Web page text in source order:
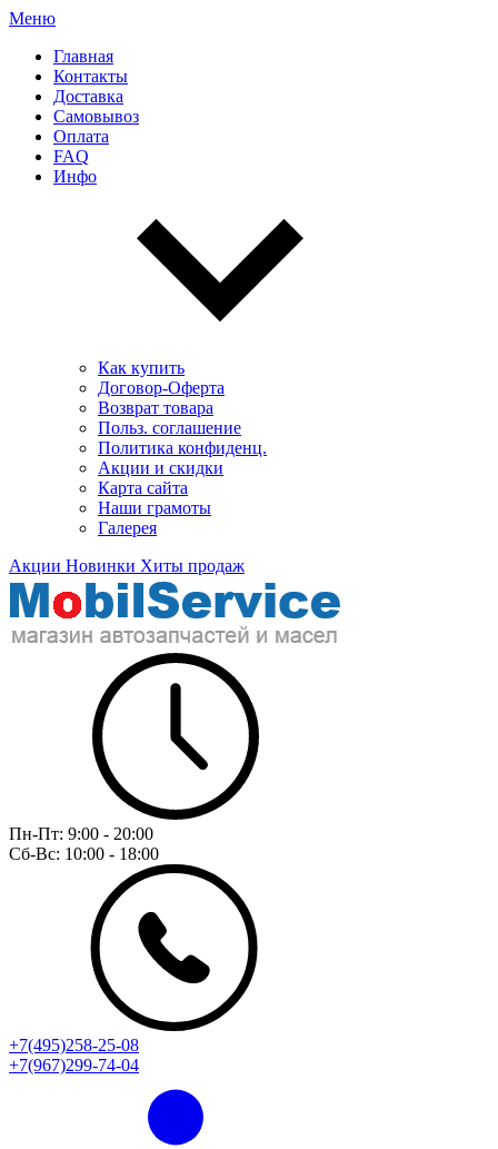
Меню
Главная
Контакты
Доставка
Самовывоз
Оплата
FAQ
Инфо
Как купить
Договор-Оферта
Возврат товара
Польз. соглашение
Политика конфиденц.
Акции и скидки
Карта сайта
Наши грамоты
Галерея
Акции Новинки Хиты продаж
Пн-Пт: 9:00 - 20:00
Сб-Вс: 10:00 - 18:00
+7(495)258-25-08
+7(967)299-74-04